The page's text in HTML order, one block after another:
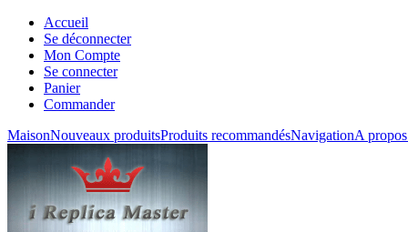
Accueil
Se déconnecter
Mon Compte
Se connecter
Panier
Commander
MaisonNouveaux produitsProduits recommandésNavigationA